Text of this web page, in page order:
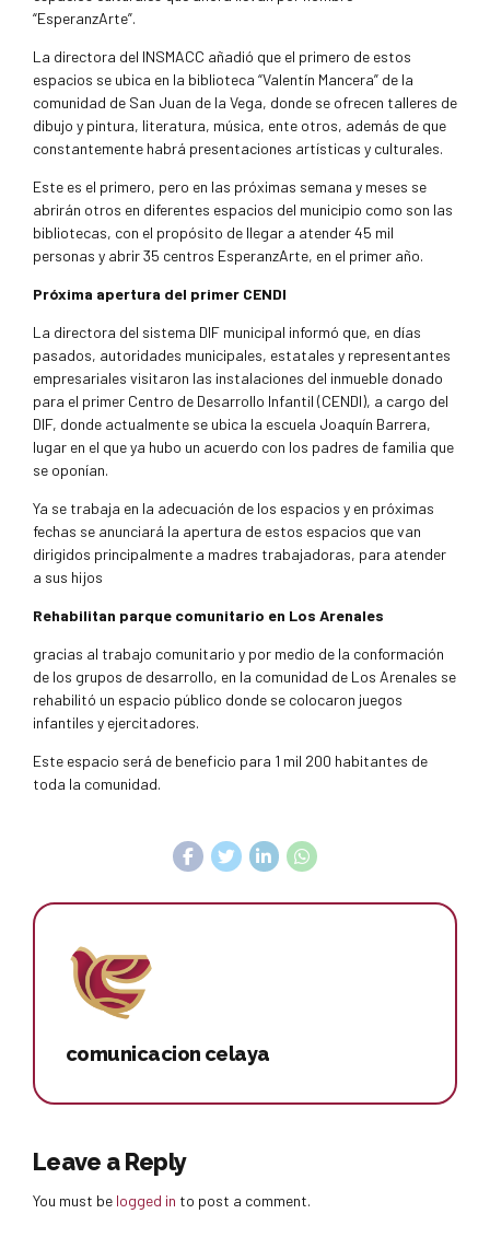
“EsperanzArte”.
La directora del INSMACC añadió que el primero de estos
espacios se ubica en la biblioteca “Valentín Mancera” de la
comunidad de San Juan de la Vega, donde se ofrecen talleres de
dibujo y pintura, literatura, música, ente otros, además de que
constantemente habrá presentaciones artísticas y culturales.
Este es el primero, pero en las próximas semana y meses se
abrirán otros en diferentes espacios del municipio como son las
bibliotecas, con el propósito de llegar a atender 45 mil
personas y abrir 35 centros EsperanzArte, en el primer año.
Próxima apertura del primer CENDI
La directora del sistema DIF municipal informó que, en días
pasados, autoridades municipales, estatales y representantes
empresariales visitaron las instalaciones del inmueble donado
para el primer Centro de Desarrollo Infantil (CENDI), a cargo del
DIF, donde actualmente se ubica la escuela Joaquín Barrera,
lugar en el que ya hubo un acuerdo con los padres de familia que
se oponían.
Ya se trabaja en la adecuación de los espacios y en próximas
fechas se anunciará la apertura de estos espacios que van
dirigidos principalmente a madres trabajadoras, para atender
a sus hijos
Rehabilitan parque comunitario en Los Arenales
gracias al trabajo comunitario y por medio de la conformación
de los grupos de desarrollo, en la comunidad de Los Arenales se
rehabilitó un espacio público donde se colocaron juegos
infantiles y ejercitadores.
Este espacio será de beneficio para 1 mil 200 habitantes de
toda la comunidad.
comunicacion celaya
Leave a Reply
You must be logged in to post a comment.